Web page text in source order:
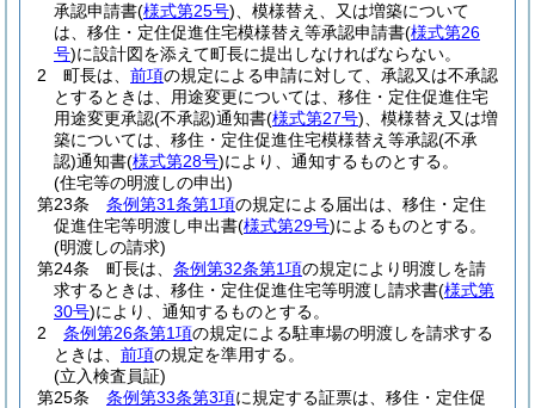
承認申請書(様式第25号) 、模様替え、又は増築について
は、移住・定住促進住宅模様替え等承認申請書(様式第26
号)に設計図を添えて町長に提出しなければならない。
2
町長は、 前項の規定による申請に対して、承認又は不承認
とするときは、用途変更については、移住・定住促進住宅
用途変更承認(不承認)通知書(様式第27号) 、模様替え又は増
築については、移住・定住促進住宅模様替え等承認(不承
認)通知書(様式第28号)により、通知するものとする。
(住宅等の明渡しの申出)
第23条
条例第31条第1項の規定による届出は、移住・定住
促進住宅等明渡し申出書(様式第29号)によるものとする。
(明渡しの請求)
第24条
町長は、 条例第32条第1項の規定により明渡しを請
求するときは、移住・定住促進住宅等明渡し請求書(様式第
30号)により、通知するものとする。
2
条例第26条第1項の規定による駐車場の明渡しを請求する
ときは、 前項の規定を準用する。
(立入検査員証)
第25条
条例第33条第3項に規定する証票は、移住・定住促